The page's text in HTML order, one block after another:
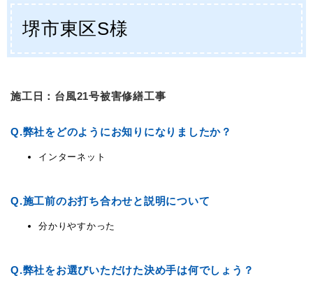
堺市東区S様
施工日：台風21号被害修繕工事
Q.弊社をどのようにお知りになりましたか？
インターネット
Q.施工前のお打ち合わせと説明について
分かりやすかった
Q.弊社をお選びいただけた決め手は何でしょう？